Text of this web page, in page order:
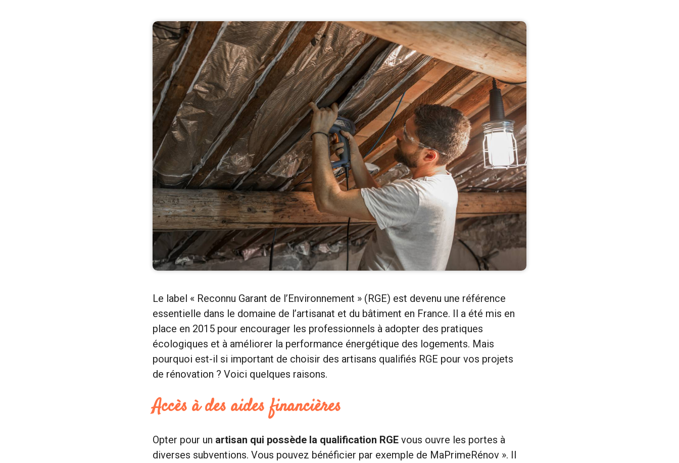
Le label « Reconnu Garant de l’Environnement » (RGE) est devenu une référence
essentielle dans le domaine de l’artisanat et du bâtiment en France. Il a été mis en
place en 2015 pour encourager les professionnels à adopter des pratiques
écologiques et à améliorer la performance énergétique des logements. Mais
pourquoi est-il si important de choisir des artisans qualifiés RGE pour vos projets
de rénovation ? Voici quelques raisons.
Accès à des aides financières
Opter pour un artisan qui possède la qualification RGE vous ouvre les portes à
diverses subventions. Vous pouvez bénéficier par exemple de MaPrimeRénov ». Il